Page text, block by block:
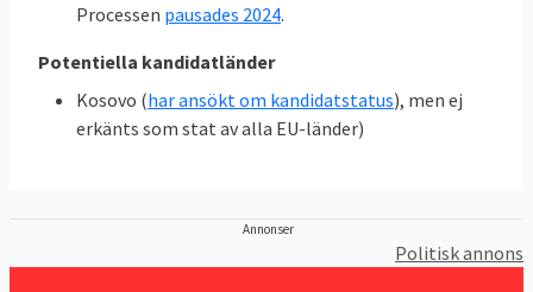
Processen pausades 2024.
Potentiella kandidatländer
Kosovo (har ansökt om kandidatstatus), men ej
erkänts som stat av alla EU-länder)
Annonser
Politisk annons